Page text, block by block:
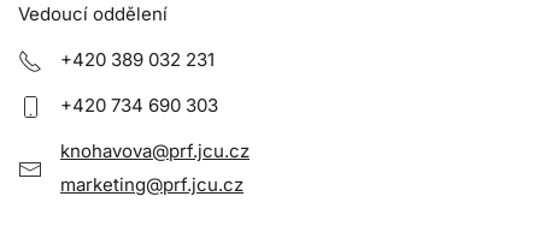
Vedoucí oddělení
+420 389 032 231
+420 734 690 303
knohavova@prf.jcu.cz
marketing@prf.jcu.cz